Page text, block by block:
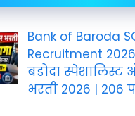
Bank of Baroda
Recruitment
बडोदा
भरती 2026 | 206